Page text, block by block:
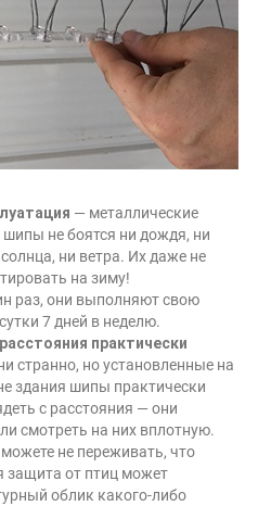
— металлические
не боятся ни дождя, ни
ни ветра. Их даже не
на зиму!
раз, они выполняют свою
7 дней в неделю.
практически
странно, но установленные на
здания шипы практически
с расстояния — они
смотреть на них вплотную.
не переживать, что
защита от птиц может
облик какого-либо